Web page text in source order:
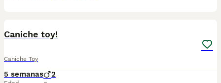
Caniche toy!
Caniche Toy
5 semanas 2